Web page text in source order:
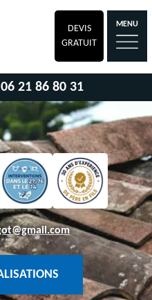
DEVIS
GRATUIT
MENU
06 21 86 80 31